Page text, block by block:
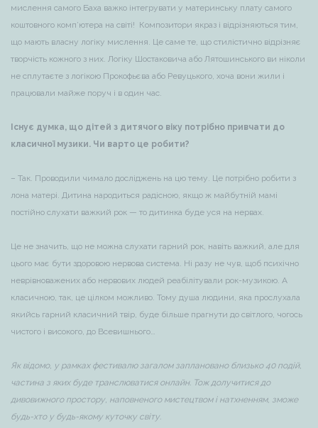
мислення самого Баха важко інтегрувати у материнську плату самого
коштовного комп’ютера на світі! Композитори якраз і відрізняються тим,
що мають власну логіку мислення. Це саме те, що стилістично відрізняє
творчість кожного з них. Логіку Шостаковича або Лятошинського ви ніколи
не сплутаєте з логікою Прокофьєва або Ревуцького, хоча вони жили і
працювали майже поруч і в один час.
Існує думка, що дітей з дитячого віку потрібно привчати до
класичної музики. Чи варто це робити?
– Так. Проводили чимало досліджень на цю тему. Це потрібно робити з
лона матері. Дитина народиться радісною, якщо ж майбутній мамі
постійно слухати важкий рок — то дитинка буде уся на нервах.
Це не значить, що не можна слухати гарний рок, навіть важкий, але для
цього має бути здоровою нервова система. Ні разу не чув, щоб психічно
неврівноважених або нервових людей реабілітували рок-музикою. А
класичною, так, це цілком можливо. Тому душа людини, яка прослухала
якийсь гарний класичний твір, буде більше прагнути до світлого, чогось
чистого і високого, до Всевишнього…
Як відомо, у рамках фестивалю загалом заплановано близько 40 подій,
частина з яких буде транслюватися онлайн. Тож долучитися до
дивовижного простору, наповненого мистецтвом і натхненням, зможе
будь-хто у будь-якому куточку світу.